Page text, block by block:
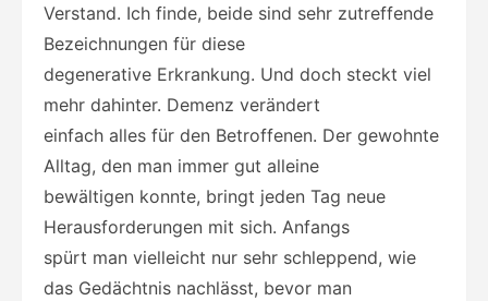
Verstand. Ich finde, beide sind sehr zutreffende
Bezeichnungen für diese
degenerative Erkrankung. Und doch steckt viel
mehr dahinter. Demenz verändert
einfach alles für den Betroffenen. Der gewohnte
Alltag, den man immer gut alleine
bewältigen konnte, bringt jeden Tag neue
Herausforderungen mit sich. Anfangs
spürt man vielleicht nur sehr schleppend, wie
das Gedächtnis nachlässt, bevor man